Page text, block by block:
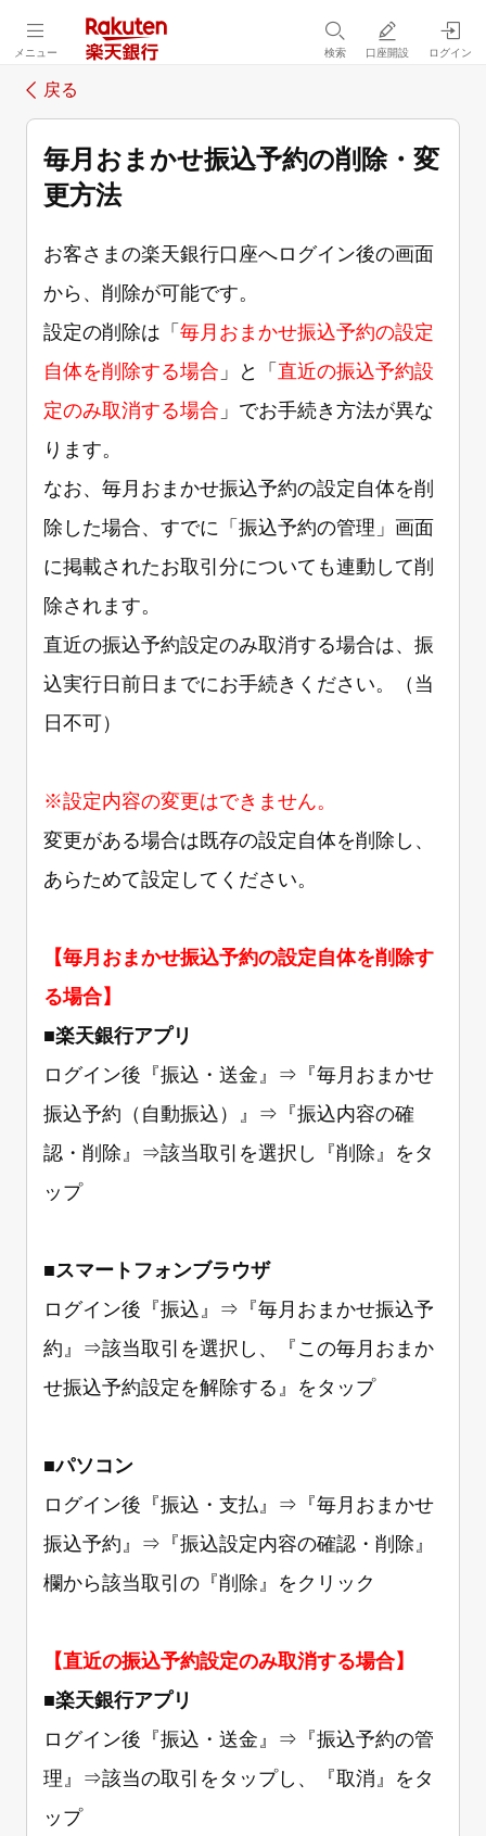
メニュー 検索 口座開設 ログイン
戻る
毎月おまかせ振込予約の削除・変
更方法
お客さまの楽天銀行口座へログイン後の画面
から、削除が可能です。
設定の削除は「 毎月おまかせ振込予約の設定
自体を削除する場合 」と「 直近の振込予約設
定のみ取消する場合 」でお手続き方法が異な
ります。
なお、毎月おまかせ振込予約の設定自体を削
除した場合、すでに「振込予約の管理」画面
に掲載されたお取引分についても連動して削
除されます。
直近の振込予約設定のみ取消する場合は、振
込実行日前日までにお手続きください。（当
日不可）
※設定内容の変更はできません。
変更がある場合は既存の設定自体を削除し、
あらためて設定してください。
【毎月おまかせ振込予約の設定自体を削除す
る場合】
■楽天銀行アプリ
ログイン後『振込・送金』⇒『毎月おまかせ
振込予約（自動振込）』⇒『振込内容の確
認・削除』⇒該当取引を選択し『削除』をタ
ップ
■スマートフォンブラウザ
ログイン後『振込』⇒『毎月おまかせ振込予
約』⇒該当取引を選択し、『この毎月おまか
せ振込予約設定を解除する』をタップ
■パソコン
ログイン後『振込・支払』⇒『毎月おまかせ
振込予約』⇒『振込設定内容の確認・削除』
欄から該当取引の『削除』をクリック
【直近の振込予約設定のみ取消する場合】
■楽天銀行アプリ
ログイン後『振込・送金』⇒『振込予約の管
理』⇒該当の取引をタップし、『取消』をタ
ップ